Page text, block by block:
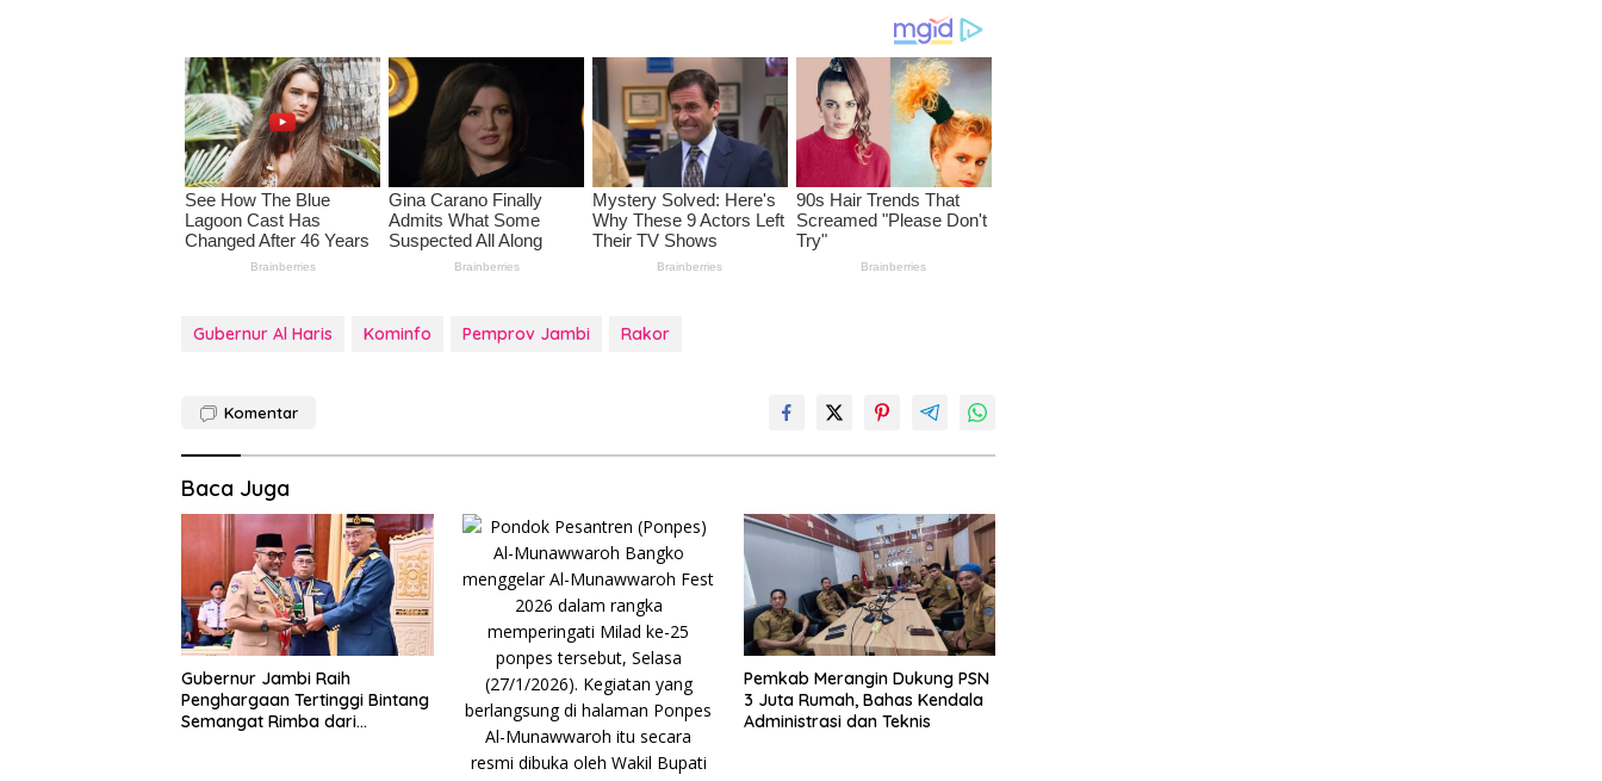
Gubernur Al Haris Kominfo Pemprov Jambi Rakor
Komentar
Baca Juga
Gubernur Jambi Raih
Penghargaan Tertinggi Bintang
Semangat Rimba dari
Pemkab Merangin Dukung PSN
3 Juta Rumah, Bahas Kendala
Administrasi dan Teknis